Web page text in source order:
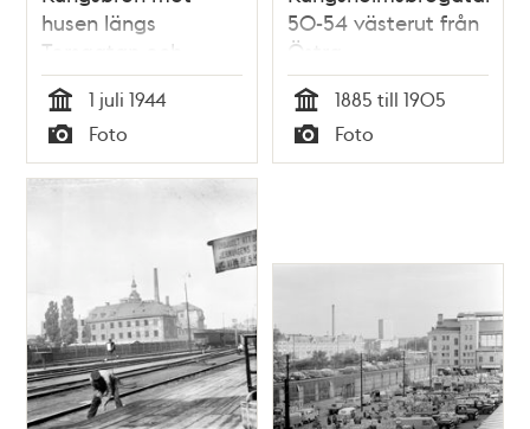
husen längs
Torsgatan och
kvarteret
Blekholmen Norra
Tid
1 juli 1944
Typ
Foto
50-54 västerut från
Östra
Järnvägsgatan.
Trapporna leder till
en bro över spåren.
Järnvägsgrindarna
Tid
1885 till 1905
Typ
Foto